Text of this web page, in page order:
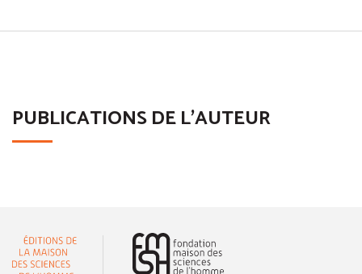
PUBLICATIONS DE L'AUTEUR